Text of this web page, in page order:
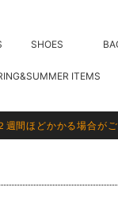
SHOES
ITEMS
間ほどかかる場合がご